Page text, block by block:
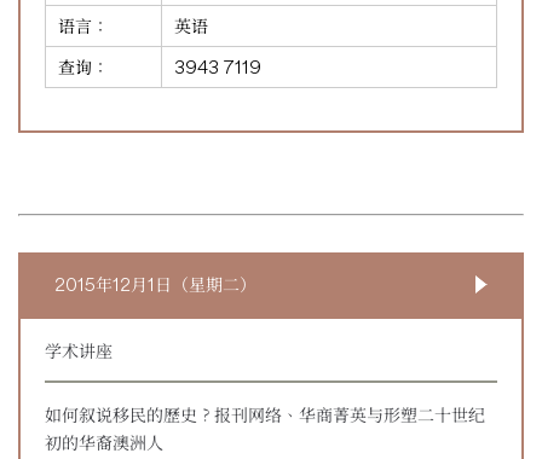
语言：
英语
查询：
3943 7119
2015年12月1日（星期二）
学术讲座
如何叙说移民的歷史？报刊网络、华商菁英与形塑二十世纪
初的华裔澳洲人